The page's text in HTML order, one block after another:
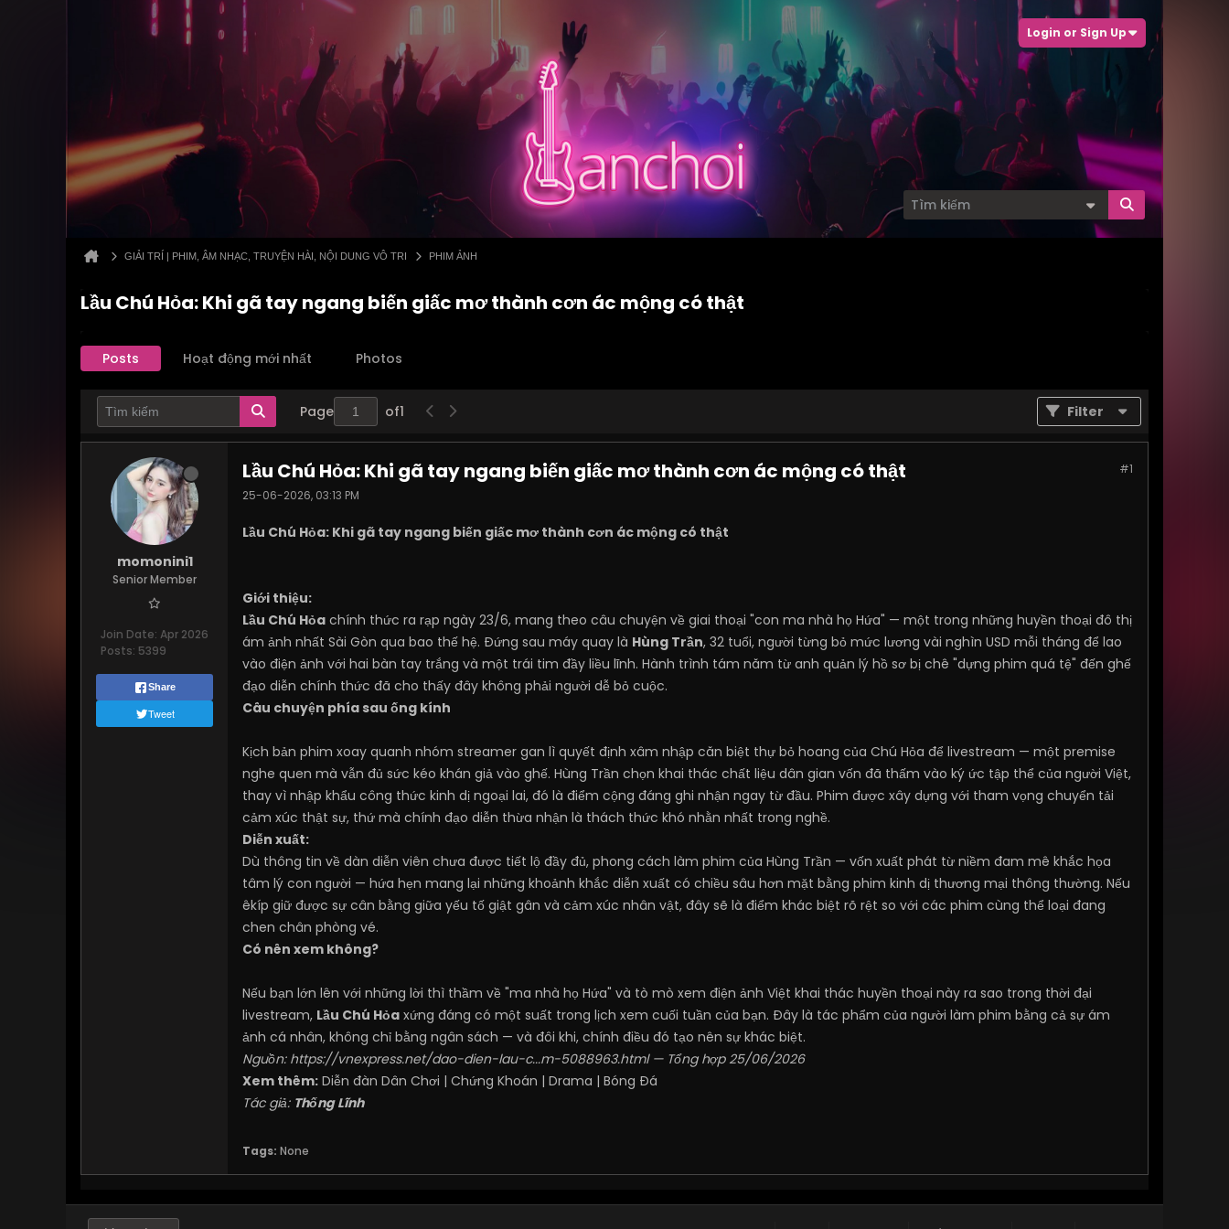
Login or Sign Up
GIẢI TRÍ | PHIM, ÂM NHẠC, TRUYỆN HÀI, NỘI DUNG VÔ TRI PHIM ẢNH
Lầu Chú Hỏa: Khi gã tay ngang biến giấc mơ thành cơn ác mộng có thật
Posts Hoạt động mới nhất Photos
Page of1 Filter
momonini1
Senior Member
Join Date: Apr 2026
Posts: 5399
Share
Tweet
#1
Lầu Chú Hỏa: Khi gã tay ngang biến giấc mơ thành cơn ác mộng có thật
25-06-2026, 03:13 PM
Lầu Chú Hỏa: Khi gã tay ngang biến giấc mơ thành cơn ác mộng có thật
Giới thiệu:
Lầu Chú Hỏa chính thức ra rạp ngày 23/6, mang theo câu chuyện về giai thoại "con ma nhà họ Hứa" — một trong những huyền thoại đô thị
ám ảnh nhất Sài Gòn qua bao thế hệ. Đứng sau máy quay là Hùng Trần, 32 tuổi, người từng bỏ mức lương vài nghìn USD mỗi tháng để lao
vào điện ảnh với hai bàn tay trắng và một trái tim đầy liều lĩnh. Hành trình tám năm từ anh quản lý hồ sơ bị chê "dựng phim quá tệ" đến ghế
đạo diễn chính thức đã cho thấy đây không phải người dễ bỏ cuộc.
Câu chuyện phía sau ống kính
Kịch bản phim xoay quanh nhóm streamer gan lì quyết định xâm nhập căn biệt thự bỏ hoang của Chú Hỏa để livestream — một premise
nghe quen mà vẫn đủ sức kéo khán giả vào ghế. Hùng Trần chọn khai thác chất liệu dân gian vốn đã thấm vào ký ức tập thể của người Việt,
thay vì nhập khẩu công thức kinh dị ngoại lai, đó là điểm cộng đáng ghi nhận ngay từ đầu. Phim được xây dựng với tham vọng chuyển tải
cảm xúc thật sự, thứ mà chính đạo diễn thừa nhận là thách thức khó nhằn nhất trong nghề.
Diễn xuất:
Dù thông tin về dàn diễn viên chưa được tiết lộ đầy đủ, phong cách làm phim của Hùng Trần — vốn xuất phát từ niềm đam mê khắc họa
tâm lý con người — hứa hẹn mang lại những khoảnh khắc diễn xuất có chiều sâu hơn mặt bằng phim kinh dị thương mại thông thường. Nếu
êkíp giữ được sự cân bằng giữa yếu tố giật gân và cảm xúc nhân vật, đây sẽ là điểm khác biệt rõ rệt so với các phim cùng thể loại đang
chen chân phòng vé.
Có nên xem không?
Nếu bạn lớn lên với những lời thì thầm về "ma nhà họ Hứa" và tò mò xem điện ảnh Việt khai thác huyền thoại này ra sao trong thời đại
livestream, Lầu Chú Hỏa xứng đáng có một suất trong lịch xem cuối tuần của bạn. Đây là tác phẩm của người làm phim bằng cả sự ám
ảnh cá nhân, không chỉ bằng ngân sách — và đôi khi, chính điều đó tạo nên sự khác biệt.
Nguồn: https://vnexpress.net/dao-dien-lau-c...m-5088963.html— Tổng hợp 25/06/2026
Xem thêm: Diễn đàn Dân Chơi | Chứng Khoán | Drama | Bóng Đá
Tác giả: Thống Lĩnh
Tags: None